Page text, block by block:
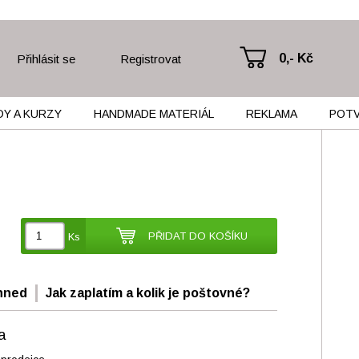
Přihlásit se Registrovat 0,- Kč
A KURZY HANDMADE MATERIÁL REKLAMA
Ks PŘIDAT DO KOŠÍKU
Jak zaplatím a kolik je poštovné?